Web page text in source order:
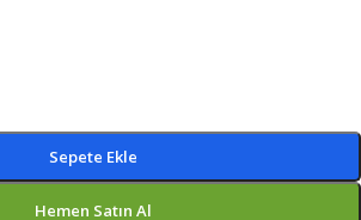
Sepete Ekle
Hemen Satın Al